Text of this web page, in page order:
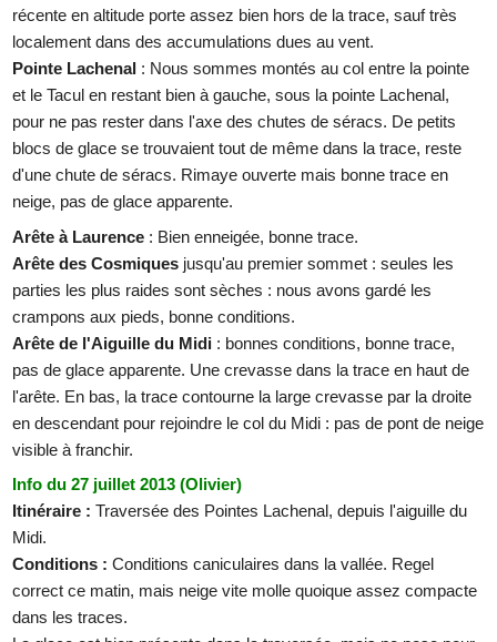
récente en altitude porte assez bien hors de la trace, sauf très
localement dans des accumulations dues au vent.
Pointe Lachenal : Nous sommes montés au col entre la pointe
et le Tacul en restant bien à gauche, sous la pointe Lachenal,
pour ne pas rester dans l'axe des chutes de séracs. De petits
blocs de glace se trouvaient tout de même dans la trace, reste
d'une chute de séracs. Rimaye ouverte mais bonne trace en
neige, pas de glace apparente.
Arête à Laurence : Bien enneigée, bonne trace.
Arête des Cosmiques jusqu'au premier sommet : seules les
parties les plus raides sont sèches : nous avons gardé les
crampons aux pieds, bonne conditions.
Arête de l'Aiguille du Midi : bonnes conditions, bonne trace,
pas de glace apparente. Une crevasse dans la trace en haut de
l'arête. En bas, la trace contourne la large crevasse par la droite
en descendant pour rejoindre le col du Midi : pas de pont de neige
visible à franchir.
Info du 27 juillet 2013 (Olivier)
Itinéraire : Traversée des Pointes Lachenal, depuis l'aiguille du
Midi.
Conditions : Conditions caniculaires dans la vallée. Regel
correct ce matin, mais neige vite molle quoique assez compacte
dans les traces.